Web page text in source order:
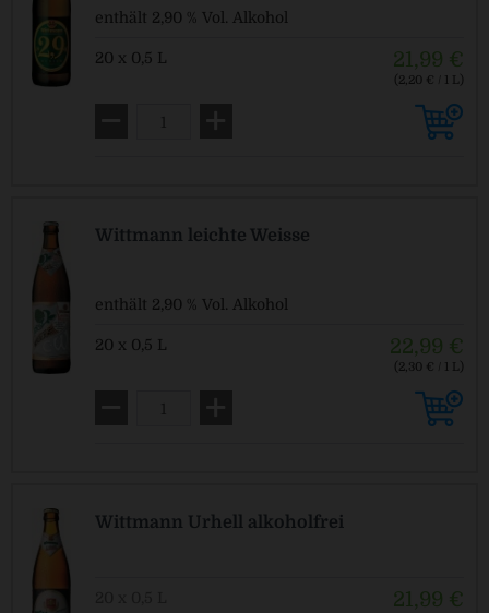
enthält 2,90 % Vol. Alkohol
20 x 0,5 L 21,99 €
(2,20 € / 1 L)
Wittmann leichte Weisse
enthält 2,90 % Vol. Alkohol
20 x 0,5 L 22,99 €
(2,30 € / 1 L)
Wittmann Urhell alkoholfrei
21,99 €